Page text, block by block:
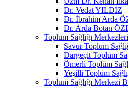
Dr. Vedat YILDIZ
Dr. İbrahim Arda
Dr. Arda Botan
Toplum Sağlığı Merkezleri
Savur Toplum
Dargeçit Toplum
Ömerli Toplum
Yeşilli Toplum
Toplum Sağlığı Merkezi